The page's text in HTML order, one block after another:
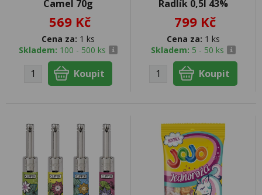
Camel 70g
569 Kč
Cena za: 1 ks
Skladem: 100 - 500 ks
Radlík 0,5l 43%
799 Kč
Cena za: 1 ks
Skladem: 5 - 50 ks